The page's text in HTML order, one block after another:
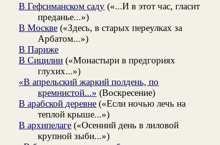
В Гефсиманском саду («...И в этот час, гласит
преданье...»)
В Москве («Здесь, в старых переулках за
Арбатом...»)
В Париже
В Сицилии («Монастыри в предгориях
глухих...»)
«В апрельский жаркий полдень, по
кремнистой...» (Воскресение)
В арабской деревне («Если ночью лечь на
теплой крыше...»)
В архипелаге («Осенний день в лиловой
крупной зыби...»)